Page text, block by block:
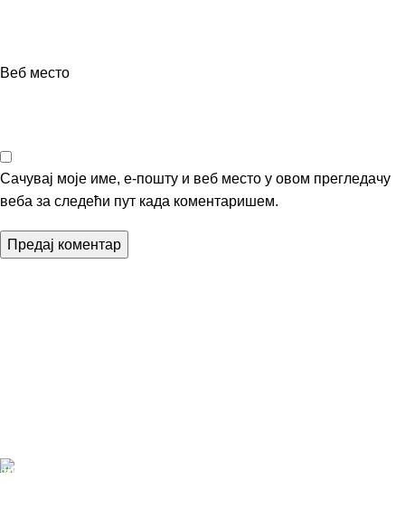
Веб место
Сачувај моје име, е-пошту и веб место у овом прегледачу
веба за следећи пут када коментаришем.